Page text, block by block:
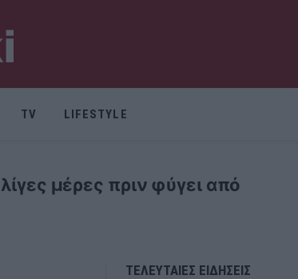
TV LIFESTYLE
μέρες πριν φύγει από
ΤΕΛΕΥΤΑΙΕΣ ΕΙΔΗΣΕΙΣ